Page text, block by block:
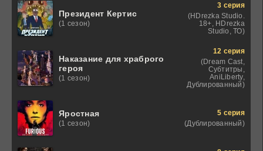
Президент Кертис
(1 сезон)
3 серия
(HDrezka Studio.
18+, HDrezka
Studio, ТО)
Наказание для храброго
героя
(1 сезон)
12 серия
(Dream Cast,
Субтитры,
AniLiberty,
Дублированный)
Яростная
(1 сезон)
5 серия
(Дублированный)